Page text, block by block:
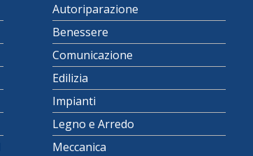
Autoriparazione
Benessere
Comunicazione
Edilizia
Impianti
Legno e Arredo
Meccanica